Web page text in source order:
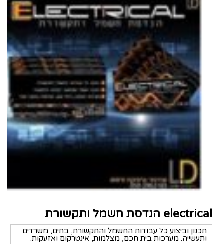
electrical הנדסת חשמל ותקשורת
תכנון וביצוע כל עבודות החשמל והתקשורת, בתים, משרדים
ותעשייה. מערכות בית חכם, מצלמות, אינטרקום ואזעקות.